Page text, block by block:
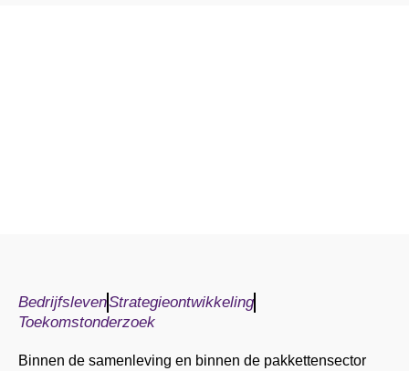
BedrijfslevenStrategieontwikkeling
Toekomstonderzoek
Binnen de samenleving en binnen de pakkettensector